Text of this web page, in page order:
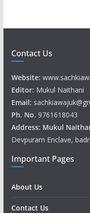
Contact Us
Website:
Editor: Mukul Naithani
Email:
Ph. No. 9761618043
Address: Mukul
Devpuram Enclave,
Important Pages
About Us
Contact Us